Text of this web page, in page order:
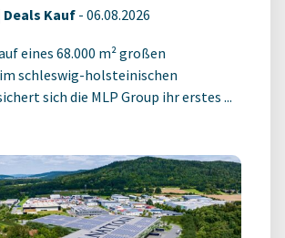
Kauf- 06.08.2026
eines 68.000 m² großen
schleswig-holsteinischen
sich die MLP Group ihr erstes ...